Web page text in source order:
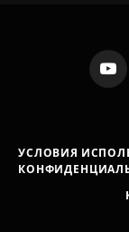
УСЛОВИЯ